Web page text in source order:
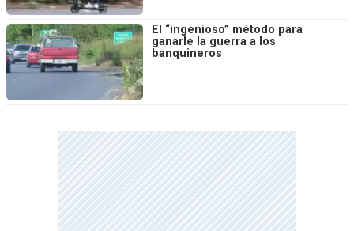
El “ingenioso” método para
ganarle la guerra a los
banquineros